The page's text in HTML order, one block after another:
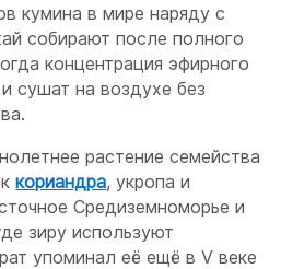
кумина в мире наряду с
собирают после полного
концентрация эфирного
сушат на воздухе без
растение семейства
кориандра, укропа и
Средиземноморье и
зиру используют
упоминал её ещё в V веке